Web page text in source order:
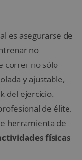
es asegurarse de
no
correr no sólo
y ajustable,
del ejercicio.
de élite,
herramienta de
físicas